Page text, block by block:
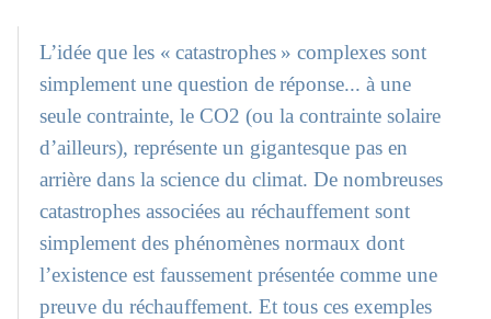
L’idée que les « catastrophes » complexes sont
simplement une question de réponse... à une
seule contrainte, le CO2 (ou la contrainte solaire
d’ailleurs), représente un gigantesque pas en
arrière dans la science du climat. De nombreuses
catastrophes associées au réchauffement sont
simplement des phénomènes normaux dont
l’existence est faussement présentée comme une
preuve du réchauffement. Et tous ces exemples